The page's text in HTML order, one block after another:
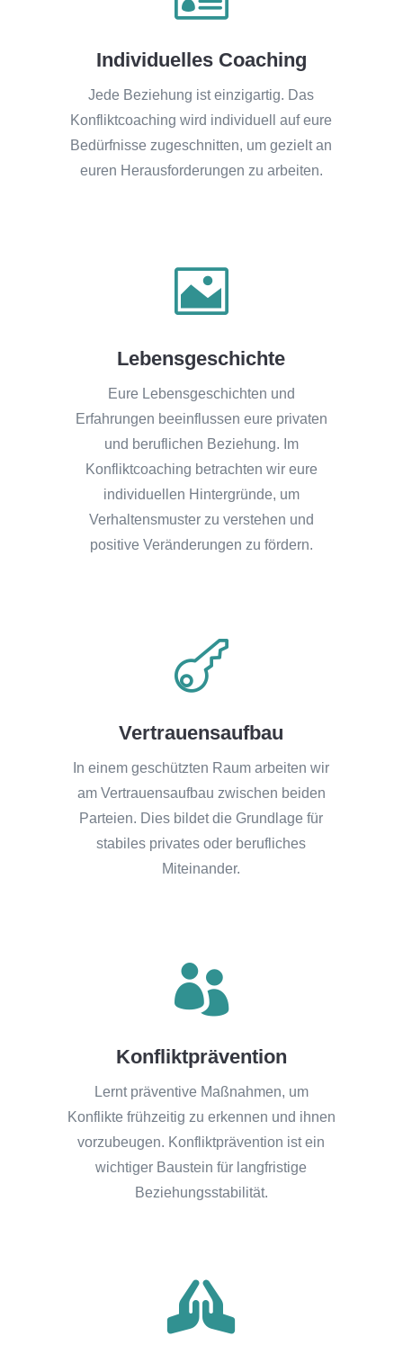
Individuelles Coaching
Jede Beziehung ist einzigartig. Das
Konfliktcoaching wird individuell auf eure
Bedürfnisse zugeschnitten, um gezielt an
euren Herausforderungen zu arbeiten.

Lebensgeschichte
Eure Lebensgeschichten und
Erfahrungen beeinflussen eure privaten
und beruflichen Beziehung. Im
Konfliktcoaching betrachten wir eure
individuellen Hintergründe, um
Verhaltensmuster zu verstehen und
positive Veränderungen zu fördern.

Vertrauensaufbau
In einem geschützten Raum arbeiten wir
am Vertrauensaufbau zwischen beiden
Parteien. Dies bildet die Grundlage für
stabiles privates oder berufliches
Miteinander.

Konfliktprävention
Lernt präventive Maßnahmen, um
Konflikte frühzeitig zu erkennen und ihnen
vorzubeugen. Konfliktprävention ist ein
wichtiger Baustein für langfristige
Beziehungsstabilität.
